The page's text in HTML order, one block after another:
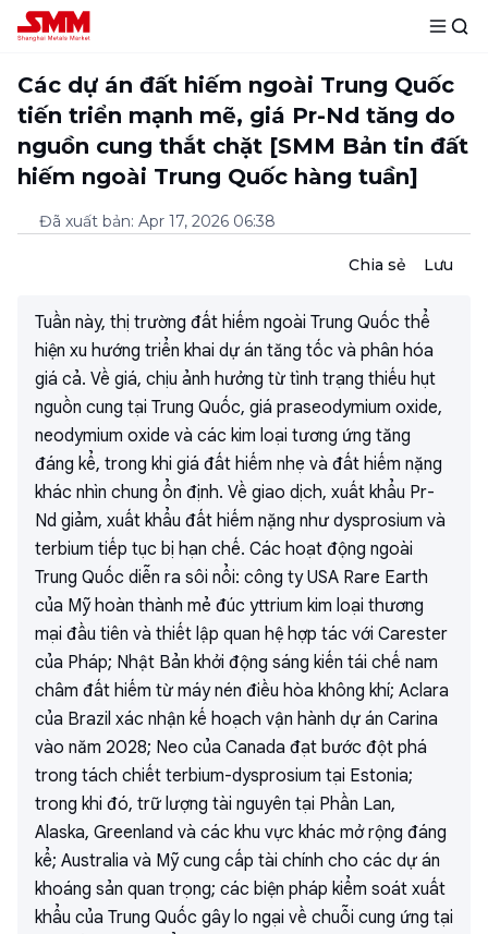
Các dự án đất hiếm ngoài Trung Quốc
tiến triển mạnh mẽ, giá Pr-Nd tăng do
nguồn cung thắt chặt [SMM Bản tin đất
hiếm ngoài Trung Quốc hàng tuần]
Đã xuất bản: Apr 17, 2026 06:38
Chia sẻ Lưu
Tuần này, thị trường đất hiếm ngoài Trung Quốc thể
hiện xu hướng triển khai dự án tăng tốc và phân hóa
giá cả. Về giá, chịu ảnh hưởng từ tình trạng thiếu hụt
nguồn cung tại Trung Quốc, giá praseodymium oxide,
neodymium oxide và các kim loại tương ứng tăng
đáng kể, trong khi giá đất hiếm nhẹ và đất hiếm nặng
khác nhìn chung ổn định. Về giao dịch, xuất khẩu Pr-
Nd giảm, xuất khẩu đất hiếm nặng như dysprosium và
terbium tiếp tục bị hạn chế. Các hoạt động ngoài
Trung Quốc diễn ra sôi nổi: công ty USA Rare Earth
của Mỹ hoàn thành mẻ đúc yttrium kim loại thương
mại đầu tiên và thiết lập quan hệ hợp tác với Carester
của Pháp; Nhật Bản khởi động sáng kiến tái chế nam
châm đất hiếm từ máy nén điều hòa không khí; Aclara
của Brazil xác nhận kế hoạch vận hành dự án Carina
vào năm 2028; Neo của Canada đạt bước đột phá
trong tách chiết terbium-dysprosium tại Estonia;
trong khi đó, trữ lượng tài nguyên tại Phần Lan,
Alaska, Greenland và các khu vực khác mở rộng đáng
kể; Australia và Mỹ cung cấp tài chính cho các dự án
khoáng sản quan trọng; các biện pháp kiểm soát xuất
khẩu của Trung Quốc gây lo ngại về chuỗi cung ứng tại